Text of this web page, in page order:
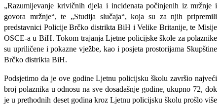
„Razumijevanje krivičnih djela i incidenata počinjenih iz mržnje i
govora mržnje“, te „Studija slučaja“, koja su za njih pripremili
predstavnici Policije Brčko distrikta BiH i Velike Britanije, te Misije
OSCE-a u BiH. Tokom trajanja Ljetne policijske škole za polaznike
su upriličene i pokazne vježbe, kao i posjeta prostorijama Skupštine
Brčko distrikta BiH.
Podsjetimo da je ove godine Ljetnu policijsku školu završio najveći
broj polaznika u odnosu na sve dosadašnje godine, ukupno 72, dok
je u prethodnih deset godina kroz Ljetnu policijsku školu prošlo više